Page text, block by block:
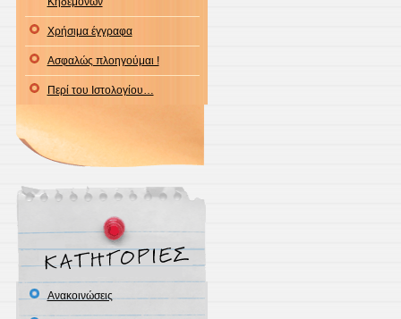
Χρήσιμα έγγραφα
Ασφαλώς πλοηγούμαι !
Περί του Ιστολογίου…
Ανακοινώσεις